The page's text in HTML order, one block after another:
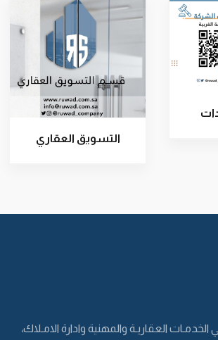
التسويق العقاري
العقاريـة والمهنية وادارة الامـلاك،